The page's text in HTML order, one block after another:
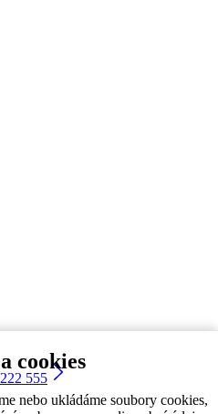
cookies
nebo ukládáme soubory cookies,
555